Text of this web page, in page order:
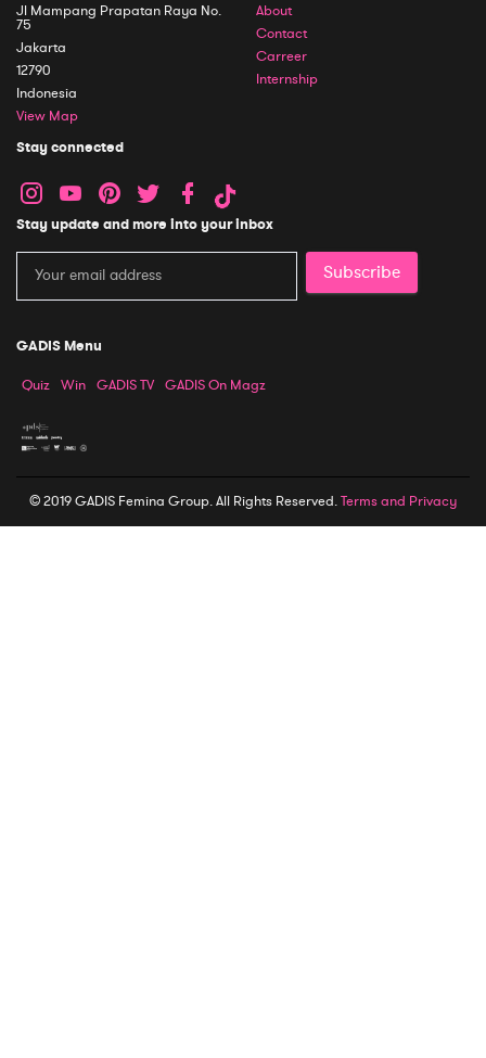
Jl Mampang Prapatan Raya No.
75
Jakarta
12790
Indonesia
View Map
About
Contact
Carreer
Internship
Stay connected
Stay update and more into your inbox
Subscribe
GADIS Menu
Quiz Win GADIS TV GADIS On Magz
© 2019 GADIS Femina Group. All Rights Reserved.Terms and Privacy